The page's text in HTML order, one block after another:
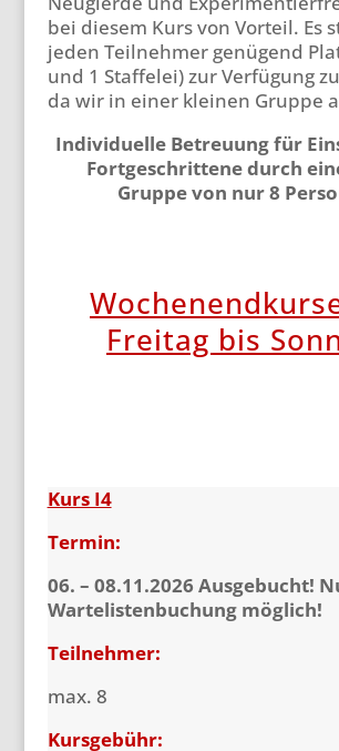
bei diesem Kurs von Vorteil. Es
jeden Teilnehmer genügend
und 1 Staffelei) zur Verfügung
da wir in einer kleinen Gruppe
Individuelle Betreuung für
Fortgeschrittene durch
Gruppe von nur 8
Freitag bis
Kurs I4
Termin:
06. – 08.11.2026 Ausgebucht!
Wartelistenbuchung möglich!
Teilnehmer:
max. 8
Kursgebühr: